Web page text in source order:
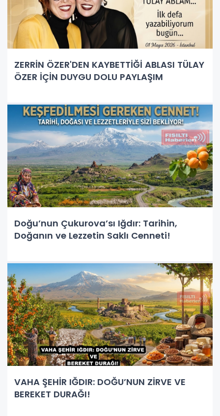
ZERRİN ÖZER'DEN KAYBETTİĞİ ABLASI TÜLAY
ÖZER İÇİN DUYGU DOLU PAYLAŞIM
Doğu’nun Çukurova’sı Iğdır: Tarihin,
Doğanın ve Lezzetin Saklı Cenneti!
VAHA ŞEHİR IĞDIR: DOĞU’NUN ZİRVE VE
BEREKET DURAĞI!